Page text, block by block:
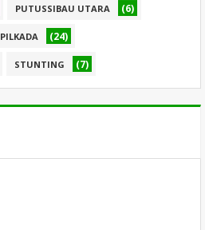
PUTUSSIBAU UTARA (6)
PILKADA (24)
STUNTING (7)